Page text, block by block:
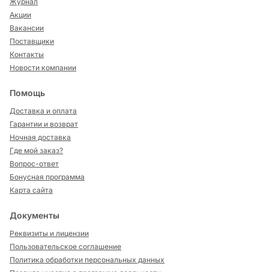
Акции
Вакансии
Поставщики
Контакты
Новости компании
Помощь
Доставка и оплата
Гарантии и возврат
Ночная доставка
Где мой заказ?
Вопрос-ответ
Бонусная программа
Карта сайта
Документы
Реквизиты и лицензии
Пользовательское соглашение
Политика обработки персональных данных